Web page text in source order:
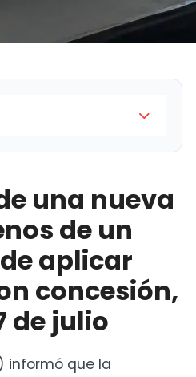
una nueva
de un
aplicar
concesión,
de julio
informó que la